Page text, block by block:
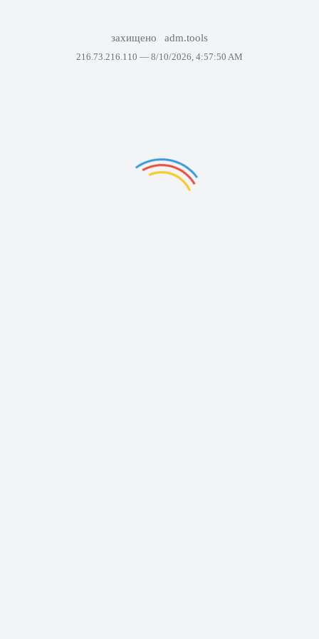
захищено adm.tools
216.73.216.110 — 8/10/2026, 4:57:50 AM